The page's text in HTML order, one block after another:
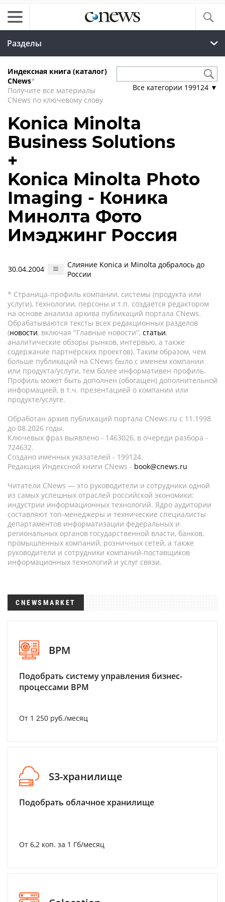
Разделы
Индексная книга (каталог)
CNews*
Получите все материалы
CNews по ключевому слову
Все категории 199124 ▼
Konica Minolta
Business Solutions
+
Konica Minolta Photo
Imaging - Коника
Минолта Фото
Имэджинг Россия
30.04.2004
Слияние Konica и Minolta добралось до
России
* Страница-профиль компании, системы (продукта или
услуги), технологии, персоны и т.п. создается редактором
на основе анализа архива публикаций портала CNews.
Обрабатываются тексты всех редакционных разделов
(новости, включая "Главные новости", статьи,
аналитические обзоры рынков, интервью, а также
содержание партнёрских проектов). Таким образом, чем
больше публикаций на CNews было с именем компании
или продукта/услуги, тем более информативен профиль.
Профиль может быть дополнен (обогащен) дополнительной
информацией, в т.ч. презентацией о компании или
продукте/услуге.
Обработан архив публикаций портала CNews.ru c 11.1998
до 08.2026 годы.
Ключевых фраз выявлено - 1463026, в очереди разбора -
724632.
Создано именных указателей - 199124.
Редакция Индексной книги CNews - book@cnews.ru
Читатели CNews — это руководители и сотрудники одной
из самых успешных отраслей российской экономики:
индустрии информационных технологий. Ядро аудитории
составляют топ-менеджеры и технические специалисты
департаментов информатизации федеральных и
региональных органов государственной власти, банков,
промышленных компаний, розничных сетей, а также
руководители и сотрудники компаний-поставщиков
информационных технологий и услуг связи.
CNEWSMARKET
BPM
Подобрать систему управления бизнес-
процессами BPM
От 1 250 руб./месяц
S3-хранилище
Подобрать облачное хранилище
От 6,2 коп. за 1 Гб/месяц